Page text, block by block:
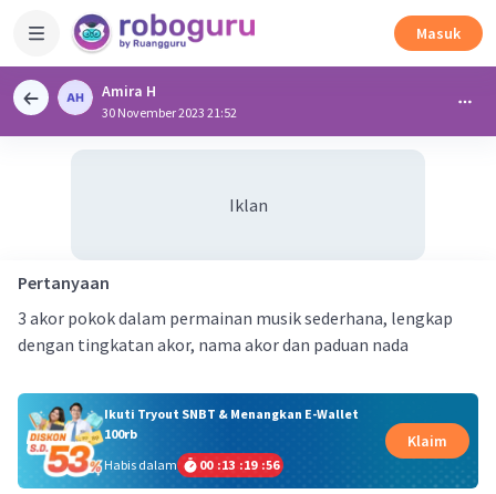
Masuk
Amira H
30 November 2023 21:52
Iklan
Pertanyaan
3 akor pokok dalam permainan musik sederhana, lengkap
dengan tingkatan akor, nama akor dan paduan nada
Ikuti Tryout SNBT & Menangkan E-Wallet
100rb
Habis dalam
00 :13 :19 :55
Klaim